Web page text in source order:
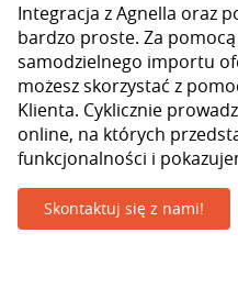
Integracja z Agnella oraz
bardzo proste. Za
samodzielnego importu
możesz skorzystać z
Klienta. Cyklicznie
online, na których
funkcjonalności i
Skontaktuj się z nami!